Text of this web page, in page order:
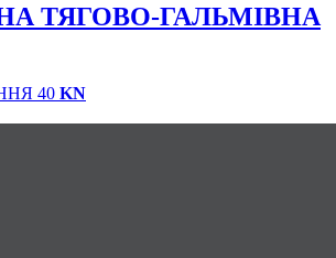
ТЯГОВО-ГАЛЬМІВНА
40 KN